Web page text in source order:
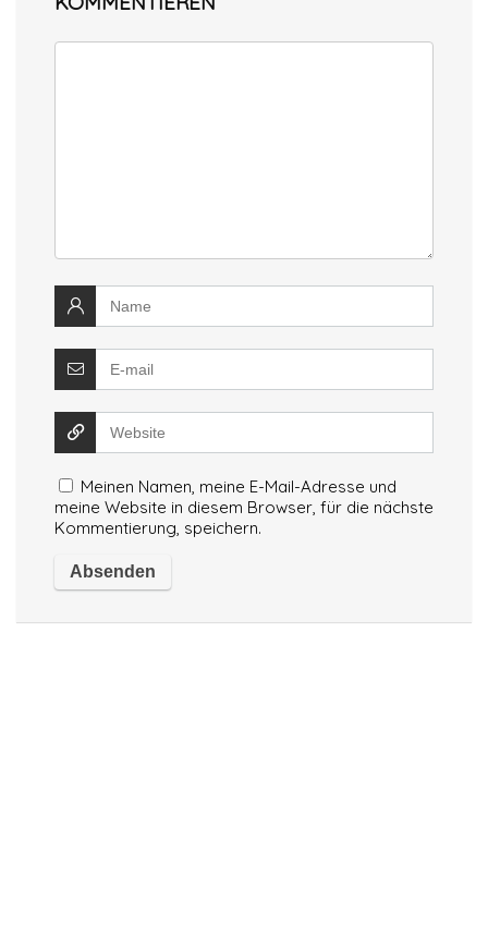
Meinen Namen, meine E-Mail-Adresse und
meine Website in diesem Browser, für die nächste
Kommentierung, speichern.